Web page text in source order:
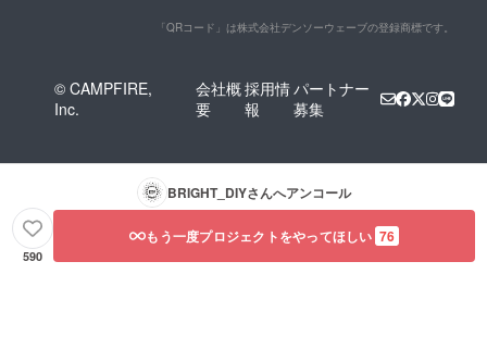
「QRコード」は株式会社デンソーウェーブの登録商標です。
© CAMPFIRE,
Inc.
会社概
要
採用情
報
パートナー
募集
BRIGHT_DIYさんへアンコール
590
もう一度プロジェクトをやってほしい 76